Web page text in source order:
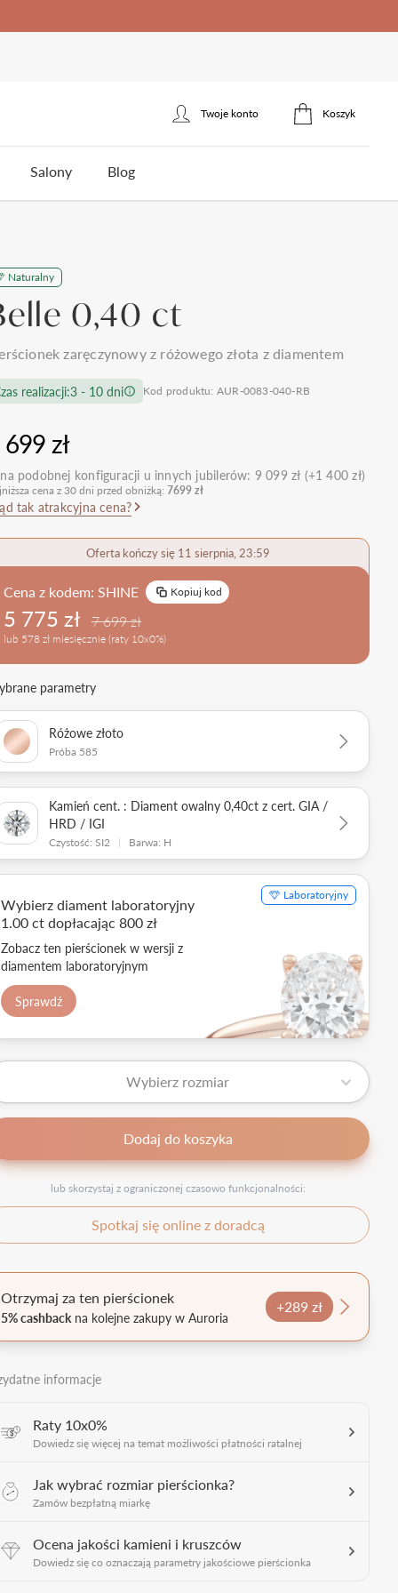
Twoje konto Koszyk
jednokamieniowe
trójkamieniowe
organiczny
klasyczne
obrączkowe
dostawki
Zobacz wszystkie >
do 2000zł
do 5000zł
>
nowoczesne
nietypowe
Obrączki Ślubne
Sprawdź bestsellery
Zobacz trendy
zaręczynowy
Kontakt
Salony Blog
wesela i ślubu Polecane produkty
Naturalny
0,40 ct
zaręczynowy z różowego złota z diamentem
realizacji:3 - 10 dni Kod produktu: AUR-0083-040-RB
zł
podobnej konfiguracji u innych jubilerów: 9 099 zł (+1 400 zł)
cena z 30 dni przed obniżką: 7699 zł
tak atrakcyjna cena?
Oferta kończy się 11 sierpnia, 23:59
Cena z kodem: SHINE Kopiuj kod
5 775 zł 7 699 zł
lub 578 zł miesięcznie (raty 10x0%)
parametry
Różowe złoto
Próba 585
Kamień cent. : Diament owalny 0,40ct z cert. GIA /
HRD / IGI
Czystość: SI2 | Barwa: H
Laboratoryjny
Wybierz diament laboratoryjny
1.00 ct dopłacając 800 zł
Zobacz ten pierścionek w wersji z
diamentem laboratoryjnym
Sprawdź
Wybierz rozmiar
Dodaj do koszyka
lub skorzystaj z ograniczonej czasowo funkcjonalności:
Spotkaj się online z doradcą
Otrzymaj za ten pierścionek
5% cashback na kolejne zakupy w Auroria
+289 zł
informacje
Raty 10x0%
Dowiedz się więcej na temat możliwości płatności ratalnej
Jak wybrać rozmiar pierścionka?
Zamów bezpłatną miarkę
Ocena jakości kamieni i kruszców
Dowiedz się co oznaczają parametry jakościowe pierścionka